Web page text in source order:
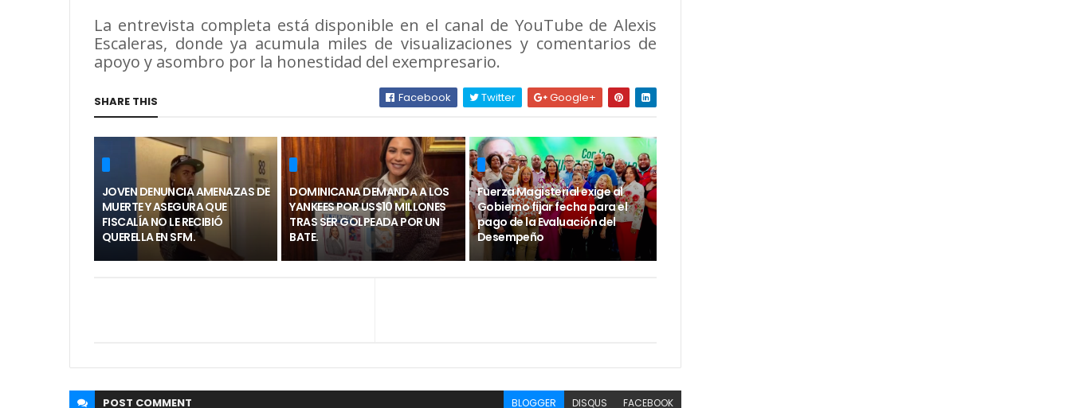
La entrevista completa está disponible en el canal de YouTube de Alexis
Escaleras, donde ya acumula miles de visualizaciones y comentarios de
apoyo y asombro por la honestidad del exempresario.
SHARE THIS Facebook Twitter Google+
JOVEN DENUNCIA AMENAZAS DE
MUERTE Y ASEGURA QUE
FISCALÍA NO LE RECIBIÓ
QUERELLA EN SFM.
DOMINICANA DEMANDA A LOS
YANKEES POR US$10 MILLONES
TRAS SER GOLPEADA POR UN
BATE.
Fuerza Magisterial exige al
Gobierno fijar fecha para el
pago de la Evaluación del
Desempeño
POST COMMENT BLOGGER DISQUS FACEBOOK